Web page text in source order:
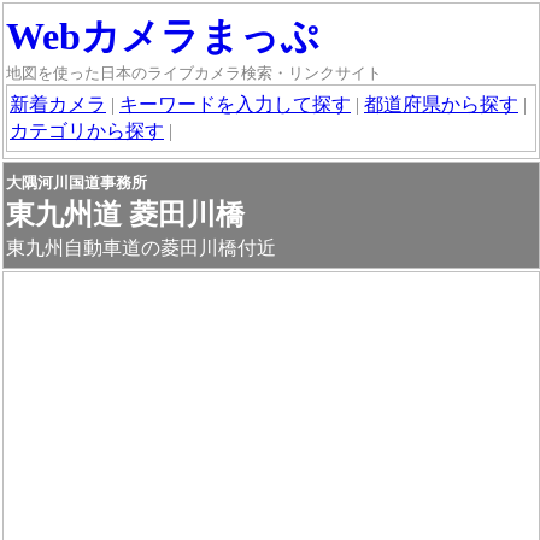
Webカメラまっぷ
地図を使った日本のライブカメラ検索・リンクサイト
新着カメラ | キーワードを入力して探す | 都道府県から探す |
カテゴリから探す |
大隅河川国道事務所
東九州道 菱田川橋
東九州自動車道の菱田川橋付近